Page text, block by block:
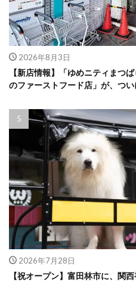
2026年8月3日
【新店情報】「ゆめニティまつ
のファーストフード店」が、つ
2026年7月28日
【祝オープン】富田林市に、関